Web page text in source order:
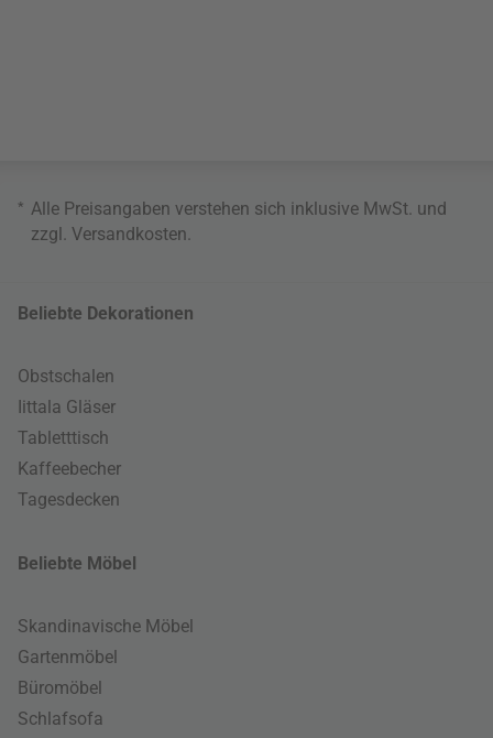
* Alle Preisangaben verstehen sich inklusive MwSt. und
zzgl. Versandkosten.
Beliebte Dekorationen
Obstschalen
Iittala Gläser
Tabletttisch
Kaffeebecher
Tagesdecken
Beliebte Möbel
Skandinavische Möbel
Gartenmöbel
Büromöbel
Schlafsofa